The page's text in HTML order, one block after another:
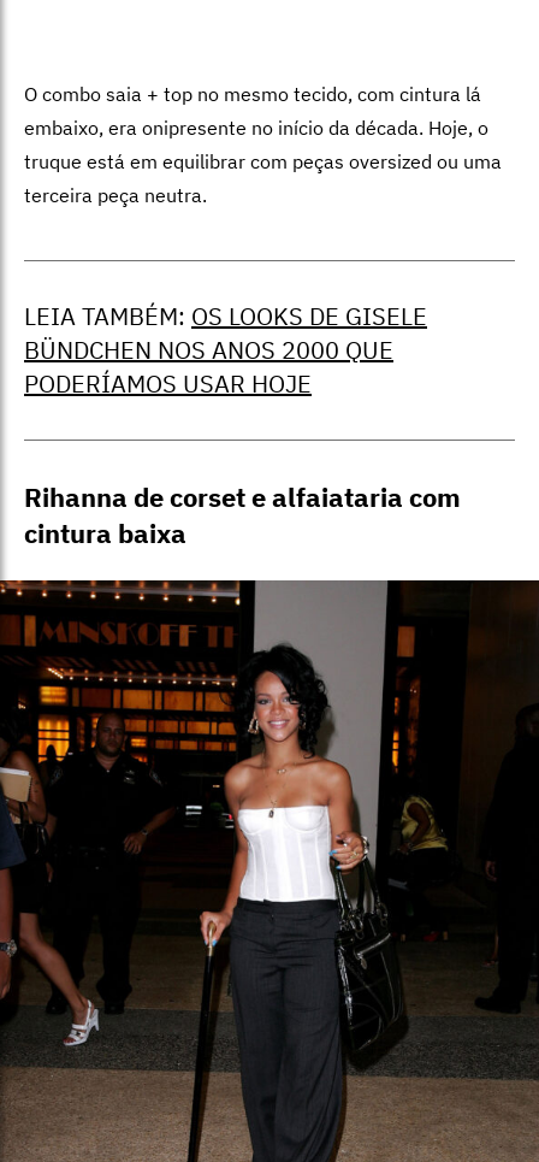
O combo saia + top no mesmo tecido, com cintura lá
embaixo, era onipresente no início da década. Hoje, o
truque está em equilibrar com peças oversized ou uma
terceira peça neutra.
LEIA TAMBÉM: OS LOOKS DE GISELE
BÜNDCHEN NOS ANOS 2000 QUE
PODERÍAMOS USAR HOJE
Rihanna de corset e alfaiataria com
cintura baixa